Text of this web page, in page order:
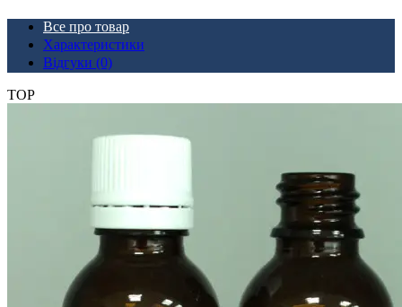
Все про товар
Характеристики
Відгуки (0)
TOP